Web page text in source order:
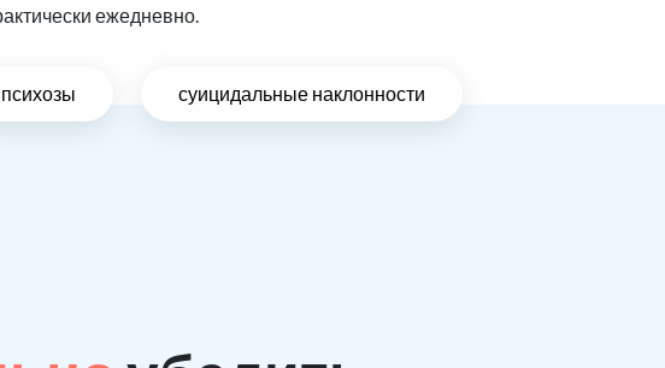
ежедневно.
психозы суицидальные наклонности